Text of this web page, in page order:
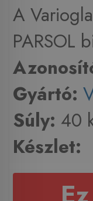
A
PARSOL
Gyártó:
Súly: 40
Készlet: